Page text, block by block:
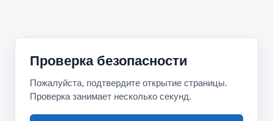
Проверка безопасности
Пожалуйста, подтвердите открытие страницы.
Проверка занимает несколько секунд.